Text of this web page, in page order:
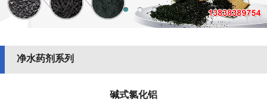
净水药剂系列
碱式氯化铝